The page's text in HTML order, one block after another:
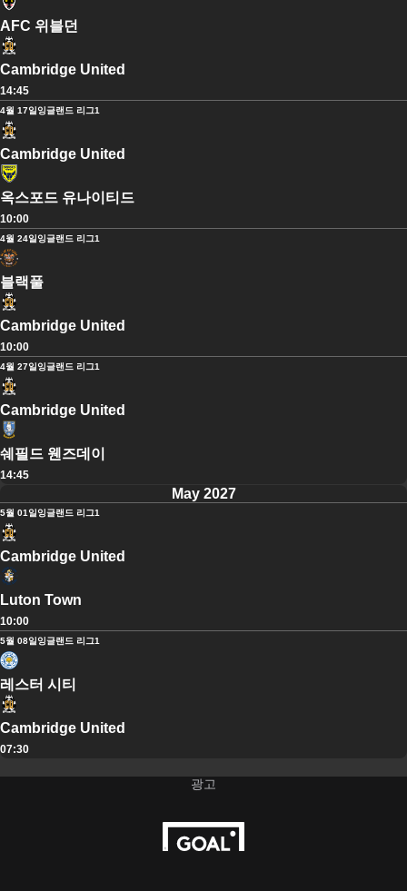
AFC 위블던
Cambridge United
14:45
4월 17일잉글랜드 리그1
Cambridge United
옥스포드 유나이티드
10:00
4월 24일잉글랜드 리그1
블랙풀
Cambridge United
10:00
4월 27일잉글랜드 리그1
Cambridge United
쉐필드 웬즈데이
14:45
May 2027
5월 01일잉글랜드 리그1
Cambridge United
Luton Town
10:00
5월 08일잉글랜드 리그1
레스터 시티
Cambridge United
07:30